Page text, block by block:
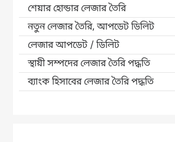
শেয়ার হোন্ডার লেজার তৈরি
নতুন লেজার তৈরি, আপডেট ডিলিট
লেজার আপডেট / ডিলিট
স্থায়ী সম্পদের লেজার তৈরি পদ্ধতি
ব্যাংক হিসাবের লেজার তৈরি পদ্ধতি